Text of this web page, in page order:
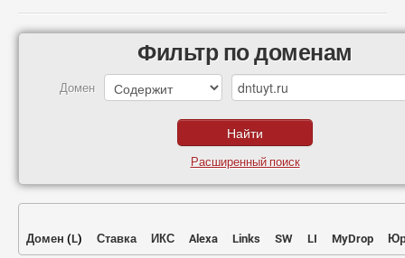
Фильтр по доменам
Домен
Расширенный поиск
Домен (L) Ставка ИКС Alexa Links SW LI MyDrop